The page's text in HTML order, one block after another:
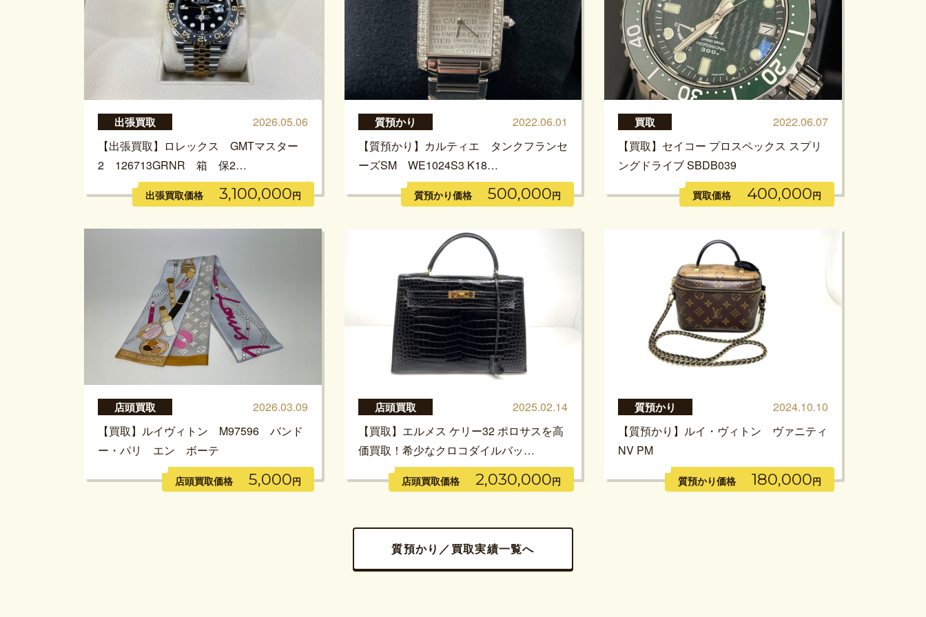
出張買取
2026.05.06
【出張買取】ロレックス GMTマスター
2 126713GRNR 箱 保2…
出張買取価格 3,100,000円
質預かり
2022.06.01
【質預かり】カルティエ タンクフランセ
ーズSM WE1024S3 K18…
質預かり価格 500,000円
買取
2022.06.07
【買取】セイコー プロスペックス スプリ
ングドライブ SBDB039
買取価格 400,000円
店頭買取
2026.03.09
【買取】ルイヴィトン M97596 バンド
ー・パリ エン ボーテ
店頭買取価格 5,000円
店頭買取
2025.02.14
【買取】エルメス ケリー32 ポロサスを高
価買取！希少なクロコダイルバッ…
店頭買取価格 2,030,000円
質預かり
2024.10.10
【質預かり】ルイ・ヴィトン ヴァニティ
NV PM
質預かり価格 180,000円
質預かり／買取実績一覧へ